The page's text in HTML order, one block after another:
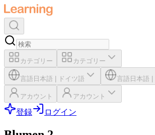
カテゴリー カテゴリー
言語 日本語 ドイツ語 言語 日本語
アカウント アカウント
登録 ログイン